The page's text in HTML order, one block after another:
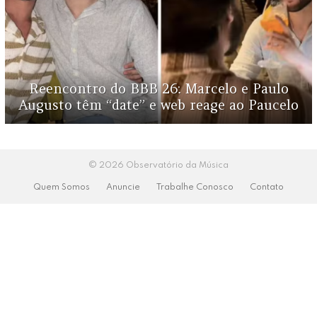
Reencontro do BBB 26: Marcelo e Paulo
Augusto têm “date” e web reage ao Paucelo
© 2026 Observatório da Música
Quem Somos Anuncie Trabalhe Conosco Contato